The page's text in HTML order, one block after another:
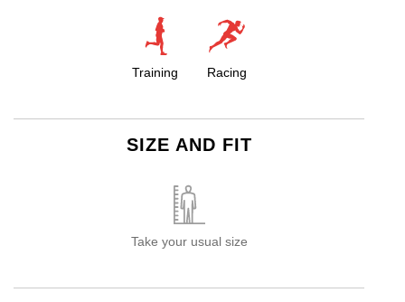
Training Racing
SIZE AND FIT
Take your usual size